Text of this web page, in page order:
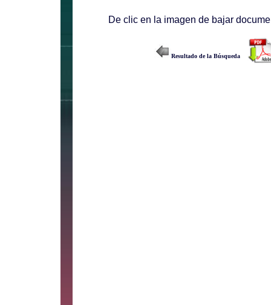
De clic en la imagen de bajar
Resultado de la Búsqueda